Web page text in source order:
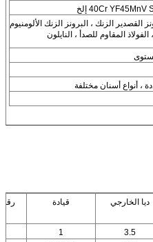
القصدير الزنك ، البرونز الزنك الألومنيوم
المقاوم للصدأ ، النايلون
، أنواع أسنان مختلفة
ديا الخارجي قيادة رقم
3.5
1